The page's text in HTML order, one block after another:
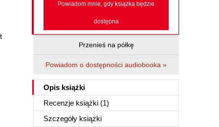
Powiadom mnie, gdy książka będzie
dostępna
Przenieś na półkę
Powiadom o dostępności audiobooka »
Opis książki
Recenzje książki (1)
Szczegóły książki